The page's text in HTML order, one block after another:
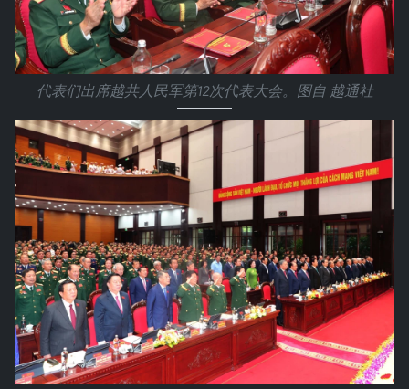
代表们出席越共人民军第12次代表大会。图自 越通社